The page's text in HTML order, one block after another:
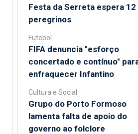
Festa da Serreta espera 12
peregrinos
Futebol
FIFA denuncia "esforço
concertado e contínuo"
enfraquecer Infantino
Cultura e Social
Grupo do Porto Formoso
lamenta falta de apoio do
governo ao folclore